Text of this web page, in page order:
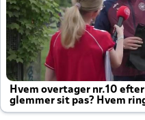
Hvem overtager nr.10
glemmer sit pas? Hvem
altid til efter kampe?